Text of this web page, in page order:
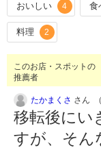
おいしい 4 食
料理 2
このお店・スポットの
推薦者
たかまくさ さん
移転後にい
すが、そん